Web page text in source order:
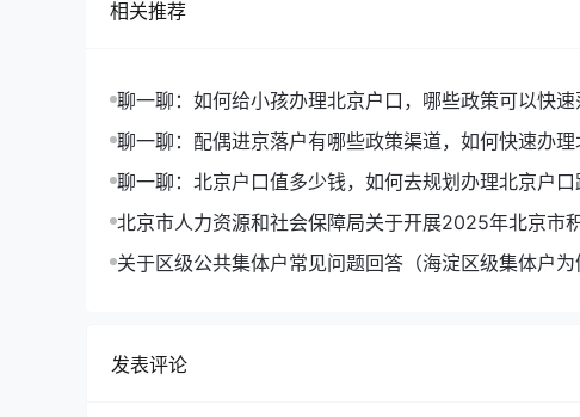
相关推荐
聊一聊：如何给小孩办理北京户口，哪些政策可以快速
聊一聊：配偶进京落户有哪些政策渠道，如何快速办理
户口
聊一聊：北京户口值多少钱，如何去规划办理北京户口
北京市人力资源和社会保障局关于开展2025年北京市
户申报工作的通告
关于区级公共集体户常见问题回答（海淀区级集体户为
发表评论